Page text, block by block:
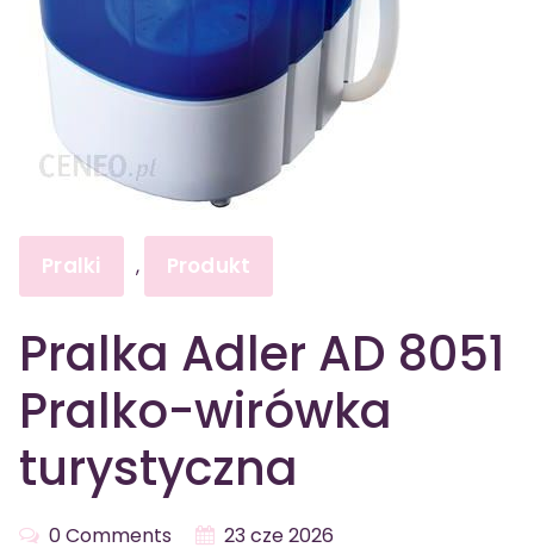
Pralki , Produkt
Pralka Adler AD 8051
Pralko-wirówka
turystyczna
0 Comments 23 cze 2026